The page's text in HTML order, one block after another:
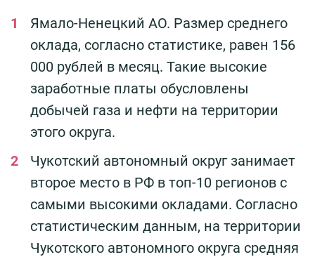
Ямало-Ненецкий АО. Размер среднего
оклада, согласно статистике, равен 156
000 рублей в месяц. Такие высокие
заработные платы обусловлены
добычей газа и нефти на территории
этого округа.
Чукотский автономный округ занимает
второе место в РФ в топ-10 регионов с
самыми высокими окладами. Согласно
статистическим данным, на территории
Чукотского автономного округа средняя